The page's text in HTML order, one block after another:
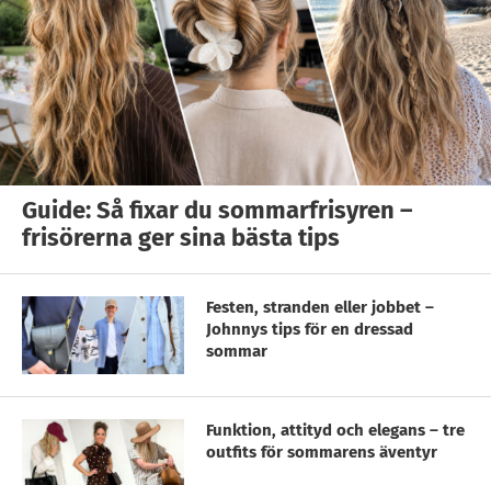
Guide: Så fixar du sommarfrisyren –
frisörerna ger sina bästa tips
Festen, stranden eller jobbet –
Johnnys tips för en dressad
sommar
Funktion, attityd och elegans – tre
outfits för sommarens äventyr